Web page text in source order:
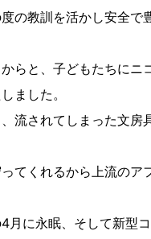
の教訓を活かし安全
らと、子どもたちに
ました。
流されてしまった文
てくれるから上流のア
に永眠、そして新型